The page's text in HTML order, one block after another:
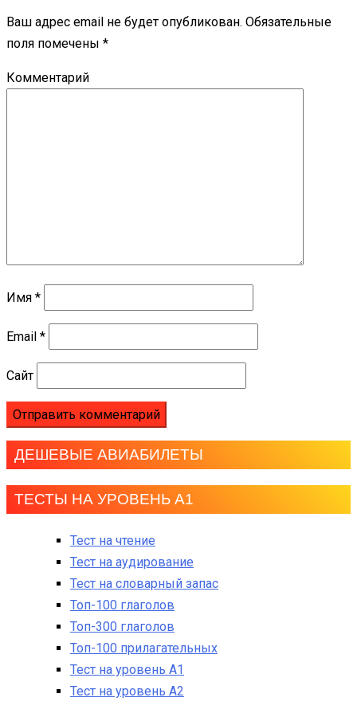
Ваш адрес email не будет опубликован. Обязательные
поля помечены *
Комментарий
Имя *
Email *
Сайт
ДЕШЕВЫЕ АВИАБИЛЕТЫ
ТЕСТЫ НА УРОВЕНЬ А1
Тест на чтение
Тест на аудирование
Тест на словарный запас
Топ-100 глаголов
Топ-300 глаголов
Топ-100 прилагательных
Тест на уровень A1
Тест на уровень A2